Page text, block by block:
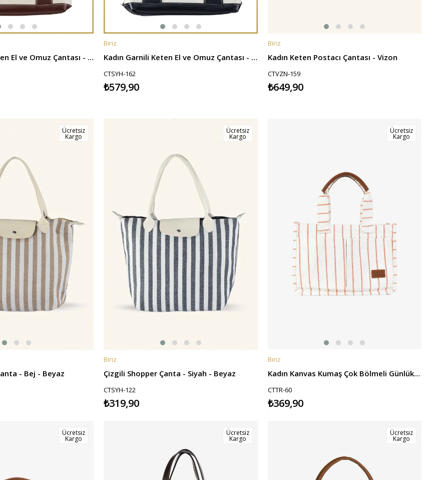
Kadın Garnili Keten El ve Omuz Çantası - Taba
SEPETE EKLE
Biriz
Kadın Garnili Keten El ve Omuz Çantası - Siyah
CTSYH-162
₺579,90
SEPETE EKLE
Biriz
Kadın Keten Postacı Çantası - Vizon
CTVZN-159
₺649,90
Ücretsiz
Kargo
- Bej - Beyaz
SEPETE EKLE
Ücretsiz
Kargo
Biriz
Çizgili Shopper Çanta - Siyah - Beyaz
CTSYH-122
₺319,90
SEPETE EKLE
Ücretsiz
Kargo
Biriz
Kadın Kanvas Kumaş Çok Bölmeli Günlük El ve Omuz Çantası -Turuncu
CTTR-60
₺369,90
Ücretsiz
Kargo
Ücretsiz
Kargo
Ücretsiz
Kargo